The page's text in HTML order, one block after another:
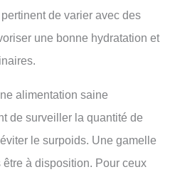
de varier avec des
une bonne hydratation et
alimentation saine
de surveiller la quantité de
le surpoids. Une gamelle
être à disposition. Pour ceux